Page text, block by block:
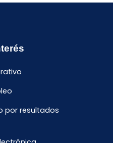
por resultados